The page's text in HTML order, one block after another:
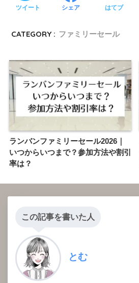
ツイート シェア はてブ
CATEGORY : ファミリーセール
ランバンファミリーセール2026｜
いつからいつまで？参加方法や割引
率は？
この記事を書いた人
とむ